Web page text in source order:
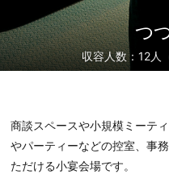
つ
収容人数：12人
商談スペースや小規模ミーテ
やパーティーなどの控室、事
ただける小宴会場です。